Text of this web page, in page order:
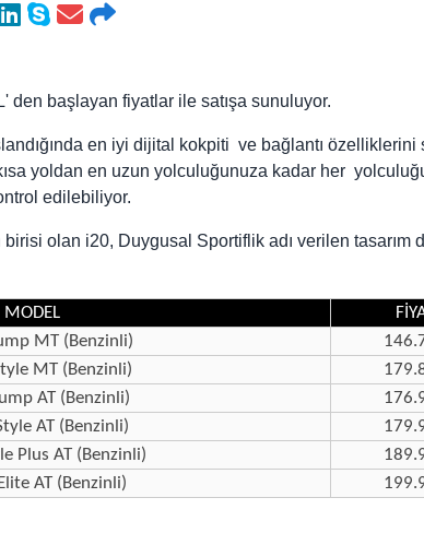
başlayan fiyatlar ile satışa sunuluyor.
en iyi dijital kokpiti ve bağlantı özelliklerini
yoldan en uzun yolculuğunuza kadar her
edilebiliyor.
olan i20, Duygusal Sportiflik adı verilen tasarım
MODEL
MT (Benzinli)
MT (Benzinli)
AT (Benzinli)
AT (Benzinli)
Plus AT (Benzinli)
AT (Benzinli)